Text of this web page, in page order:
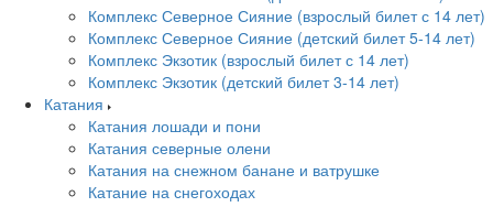
Комплекс Северное Сияние (взрослый билет с 14 лет)
Комплекс Северное Сияние (детский билет 5-14 лет)
Комплекс Экзотик (взрослый билет с 14 лет)
Комплекс Экзотик (детский билет 3-14 лет)
Катания
Катания лошади и пони
Катания северные олени
Катания на снежном банане и ватрушке
Катание на снегоходах